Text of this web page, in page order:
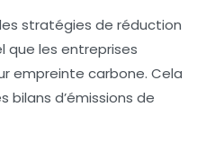
stratégies de réduction
que les entreprises
empreinte carbone. Cela
bilans d’émissions de